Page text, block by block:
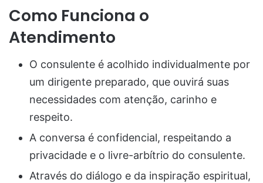
Como Funciona o
Atendimento
O consulente é acolhido individualmente por
um dirigente preparado, que ouvirá suas
necessidades com atenção, carinho e
respeito.
A conversa é confidencial, respeitando a
privacidade e o livre-arbítrio do consulente.
Através do diálogo e da inspiração espiritual,